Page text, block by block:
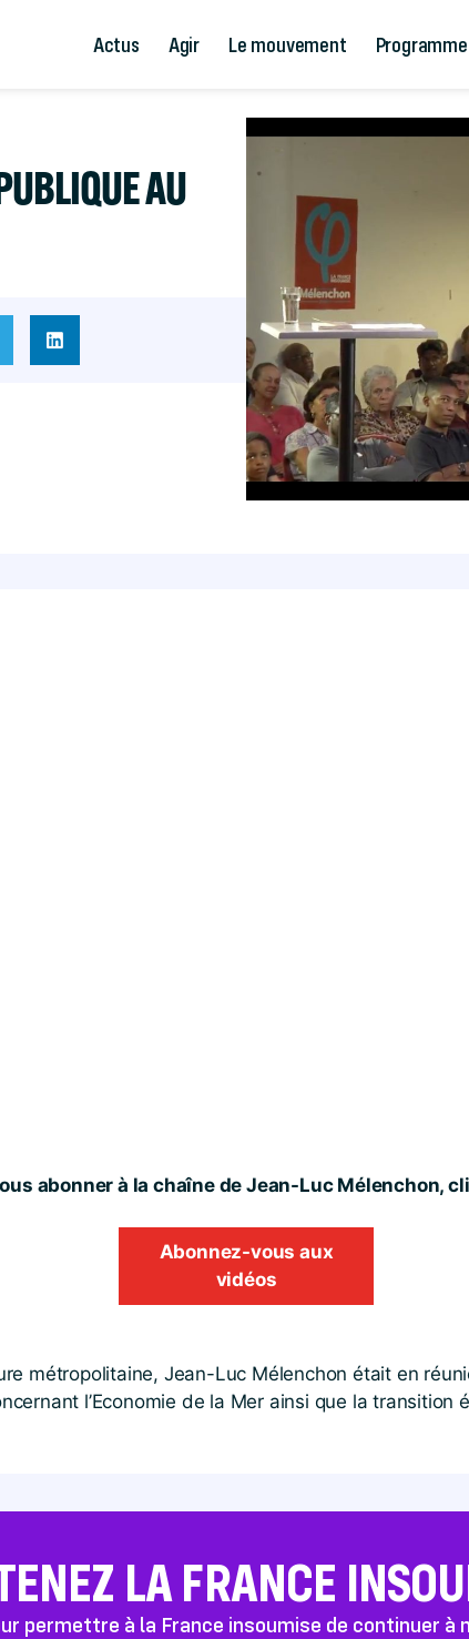
Actus Agir Le mouvement Programme
AU
abonner à la chaîne de Jean-Luc Mélenchon,
Abonnez-vous aux
vidéos
métropolitaine, Jean-Luc Mélenchon était en
l’Economie de la Mer ainsi que la transition
LA FRANCE
permettre à la France insoumise de continuer à